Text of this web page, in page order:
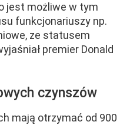
jest możliwe w tym
funkcjonariuszy np.
ze statusem
premier Donald
czynszów
mają otrzymać od 900